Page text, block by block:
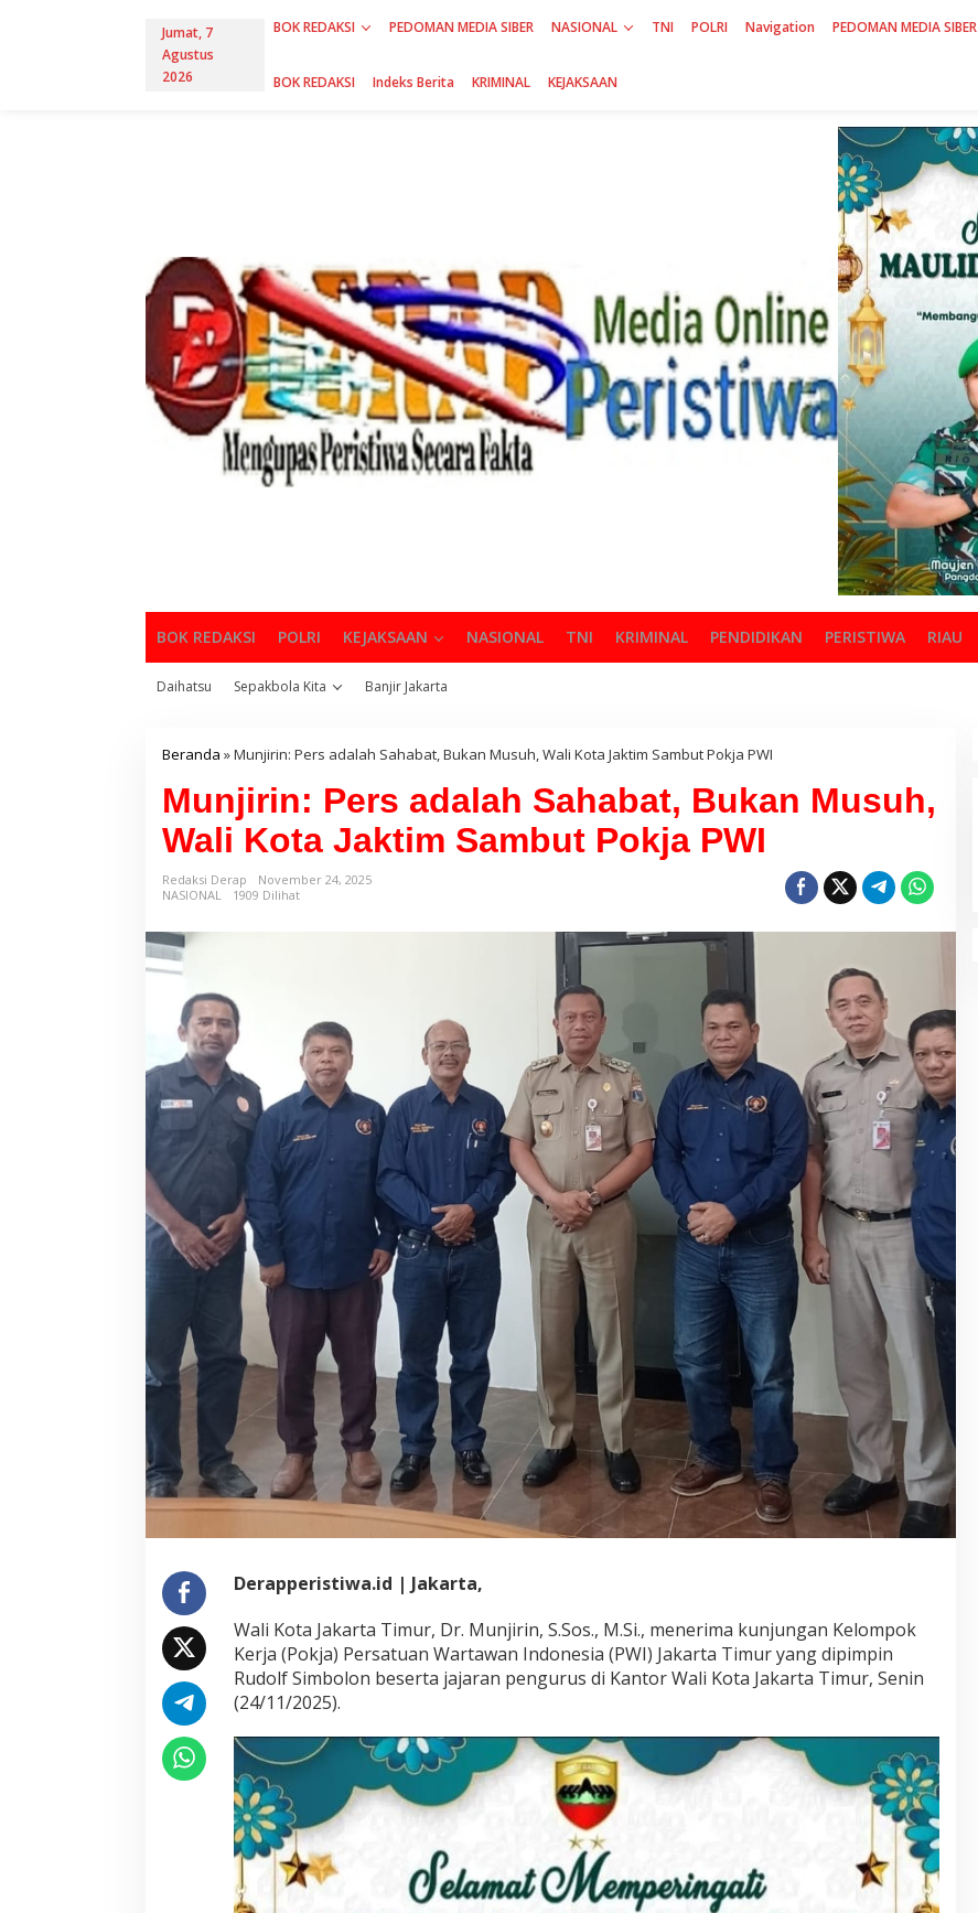
Jumat, 7
Agustus
2026
BOK REDAKSI PEDOMAN MEDIA SIBER NASIONAL TNI POLRI Navigation PEDOMAN MEDIA SIBER
BOK REDAKSI Indeks Berita KRIMINAL KEJAKSAAN
BOK REDAKSI POLRI KEJAKSAAN NASIONAL TNI KRIMINAL PENDIDIKAN PERISTIWA RIAU
Daihatsu Sepakbola Kita Banjir Jakarta
Beranda »Munjirin: Pers adalah Sahabat, Bukan Musuh, Wali Kota Jaktim Sambut Pokja PWI
Munjirin: Pers adalah Sahabat, Bukan Musuh,
Wali Kota Jaktim Sambut Pokja PWI
Redaksi Derap
November 24, 2025
NASIONAL
1909 Dilihat
Derapperistiwa.id | Jakarta,
Wali Kota Jakarta Timur, Dr. Munjirin, S.Sos., M.Si., menerima kunjungan Kelompok
Kerja (Pokja) Persatuan Wartawan Indonesia (PWI) Jakarta Timur yang dipimpin
Rudolf Simbolon beserta jajaran pengurus di Kantor Wali Kota Jakarta Timur, Senin
(24/11/2025).